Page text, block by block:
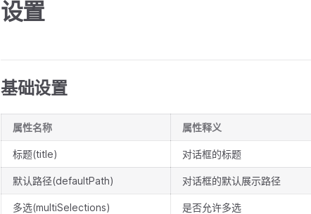
设置
基础设置
属性名称 属性释义
标题(title) 对话框的标题
默认路径(defaultPath) 对话框的默认展示路径
多选(multiSelections) 是否允许多选